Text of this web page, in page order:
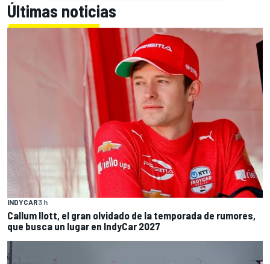
Últimas noticias
INDYCAR3 h
Callum Ilott, el gran olvidado de la temporada de rumores,
que busca un lugar en IndyCar 2027